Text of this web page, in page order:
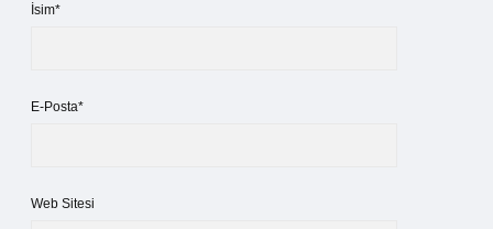
İsim*
E-Posta*
Web Sitesi